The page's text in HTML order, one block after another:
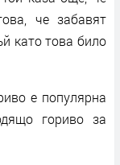
че забавят
като това било
е популярна
гориво за